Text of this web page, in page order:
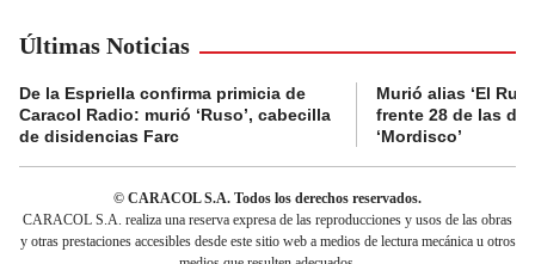
Últimas Noticias
De la Espriella confirma primicia de
Caracol Radio: murió ‘Ruso’, cabecilla
de disidencias Farc
Murió alias ‘El
frente 28 de las
‘Mordisco’
© CARACOL S.A. Todos los derechos reservados.
CARACOL S.A. realiza una reserva expresa de las reproducciones y usos de las obras
y otras prestaciones accesibles desde este sitio web a medios de lectura mecánica u otros